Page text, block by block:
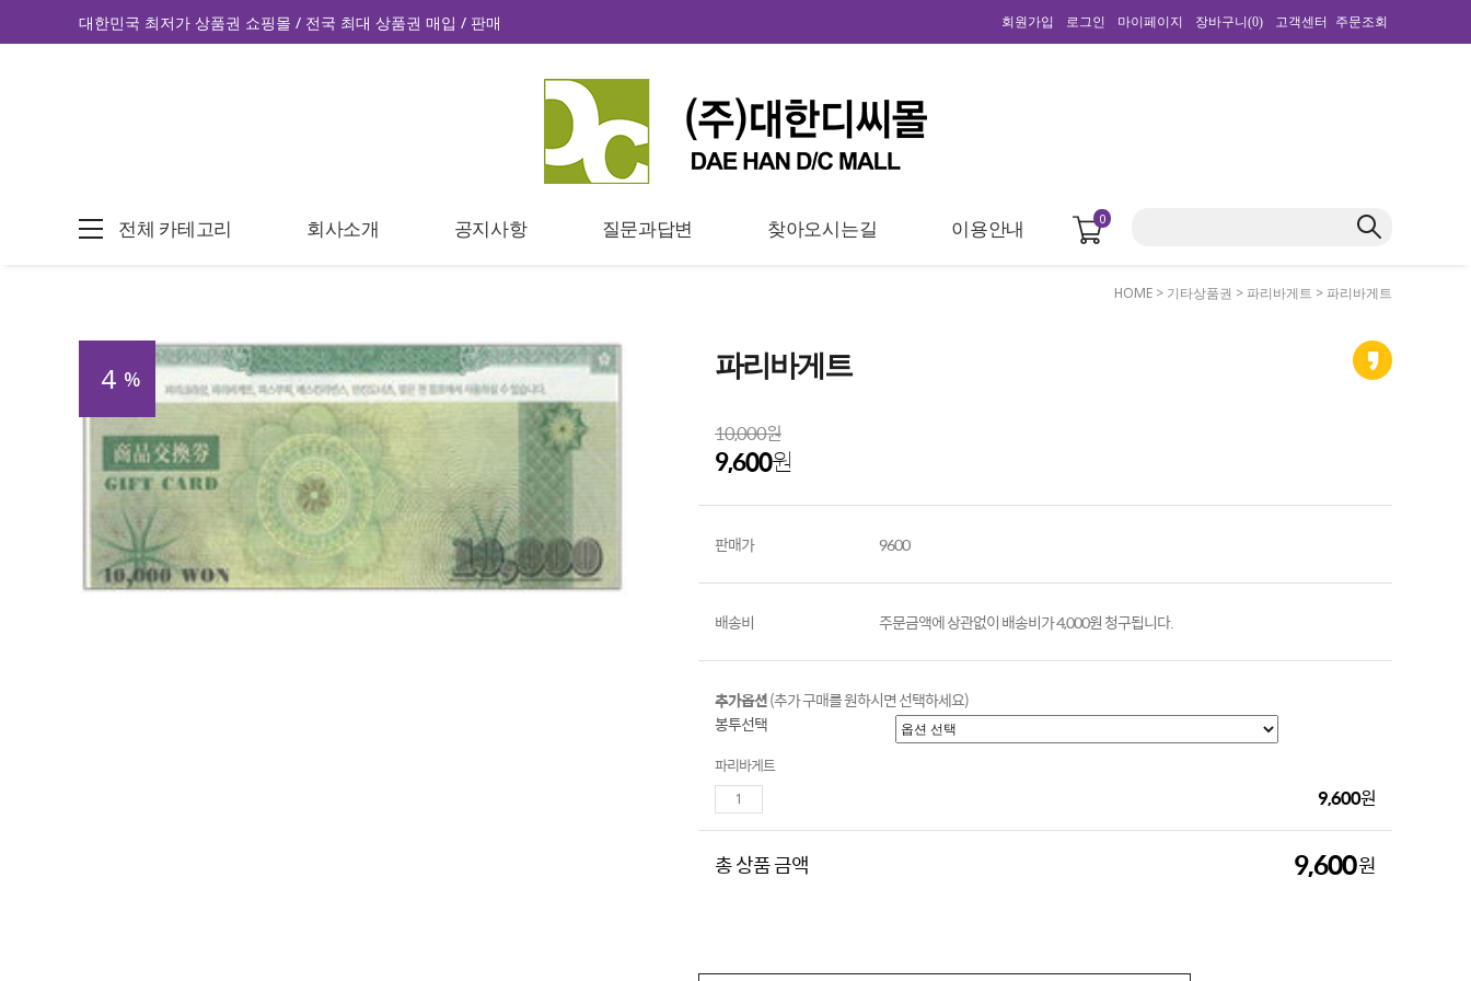
대한민국 최저가 상품권 쇼핑몰 / 전국 최대 상품권 매입 / 판매 회원가입 로그인 마이페이지 장바구니(0) 고객센터 주문조회
전체 카테고리 회사소개 공지사항 질문과답변 찾아오시는길 이용안내 0
HOME > 기타상품권 > 파리바게트 > 파리바게트
4 % 파리바게트
10,000원
9,600원
판매가 9600
배송비 주문금액에 상관없이 배송비가 4,000원 청구됩니다.
추가옵션(추가 구매를 원하시면 선택하세요)
봉투선택
파리바게트
9,600원
총 상품 금액 9,600원